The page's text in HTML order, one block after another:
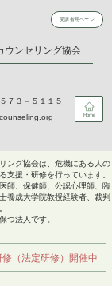
ウンセリング協会
７３－５１１５
Home
受講者用ページ
ング協会は、 危機にある人の
支援・研修を行っています。
師、保健師、公認心理師、臨
養成大学院教授経験者、裁判
つ法人です。
修 （法定研修）開催中